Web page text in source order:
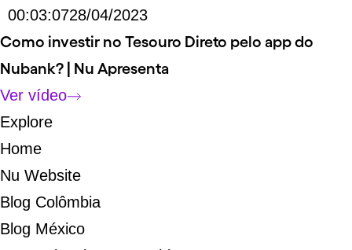
Link externo para o vídeo
Como investir no Tesouro Direto pelo app do
Nubank? | Nu Apresenta
Ver vídeo
Explore
Home
Nu Website
Blog Colômbia
Blog México
International & Career blog